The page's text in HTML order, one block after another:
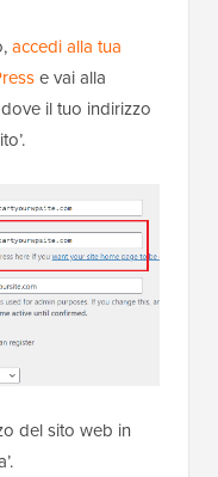
accedi alla tua
e vai alla
il tuo indirizzo
del sito web in